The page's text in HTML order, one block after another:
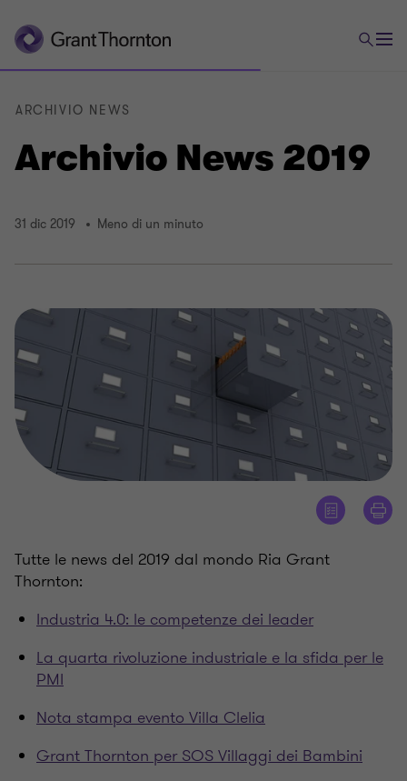
Archivio News 2019
ARCHIVIO NEWS
31 dic 2019 Meno di un minuto
Tutte le news del 2019 dal mondo Ria Grant
Thornton:
Industria 4.0: le competenze dei leader
La quarta rivoluzione industriale e la sfida per le
PMI
Nota stampa evento Villa Clelia
Grant Thornton per SOS Villaggi dei Bambini